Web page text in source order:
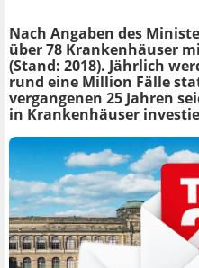
Nach Angaben des
über 78 Krankenhäuser
(Stand: 2018). Jährlich
rund eine Million Fälle
vergangenen 25 Jahren
in Krankenhäuser